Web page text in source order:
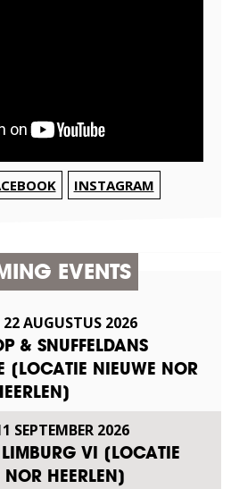
INSTAGRAM
EVENTS
22AUGUSTUS 2026
& SNUFFELDANS
[LOCATIE NIEUWE NOR
SEPTEMBER 2026
LIMBURG VI [LOCATIE
NOR HEERLEN]